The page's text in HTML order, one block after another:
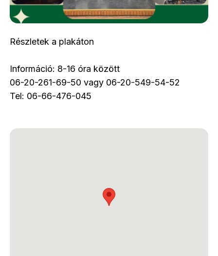
Részletek a plakáton
Információ: 8-16 óra között
06-20-261-69-50 vagy 06-20-549-54-52
Tel: 06-66-476-045